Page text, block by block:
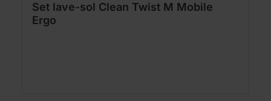
Set lave-sol Clean Twist M Mobile
Ergo